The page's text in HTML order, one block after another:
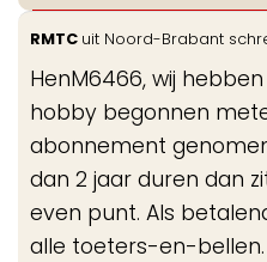
RMTC uit Noord-Brabant
HenM6466, wij
hobby begonnen
abonnement
dan 2 jaar duren dan
even punt. Als
alle toeters-en-bellen.